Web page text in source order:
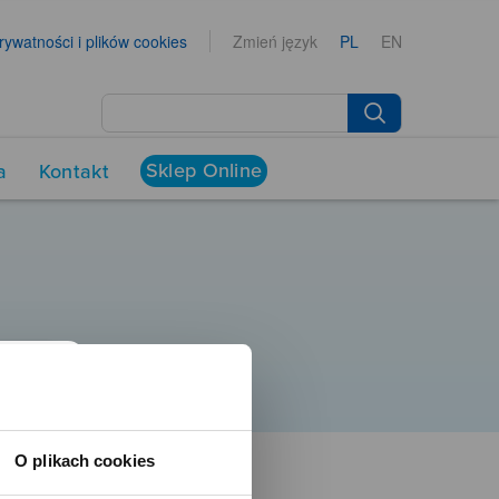
O plikach cookies
i plików cookies Zmień język PL EN
Kontakt Sklep Online